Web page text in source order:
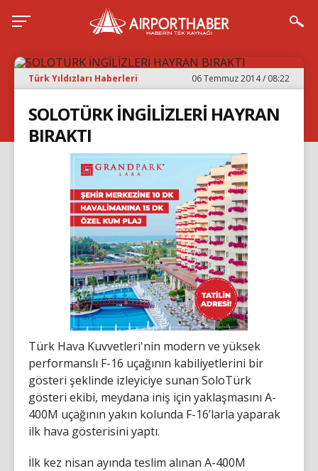
Türk Yıldızları Haberleri 06 Temmuz 2014 / 08:22
SOLOTÜRK İNGİLİZLERİ HAYRAN
BIRAKTI
Türk Hava Kuvvetleri'nin modern ve yüksek
performanslı F-16 uçağının kabiliyetlerini bir
gösteri şeklinde izleyiciye sunan SoloTürk
gösteri ekibi, meydana iniş için yaklaşmasını A-
400M uçağının yakın kolunda F-16’larla yaparak
ilk hava gösterisini yaptı.
İlk kez nisan ayında teslim alınan A-400M